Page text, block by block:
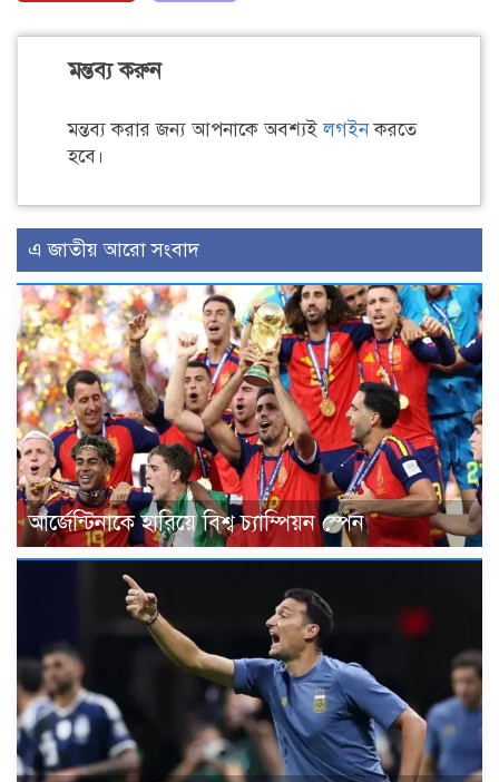
মন্তব্য করুন
মন্তব্য করার জন্য আপনাকে অবশ্যইলগইনকরতে
হবে।
এ জাতীয় আরো সংবাদ
আর্জেন্টিনাকে হারিয়ে বিশ্ব চ্যাম্পিয়ন স্পেন